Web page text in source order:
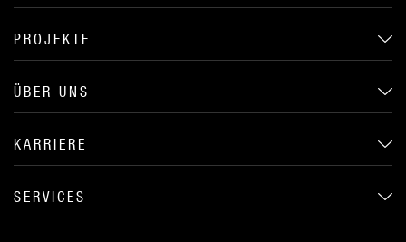
PROJEKTE
ÜBER UNS
KARRIERE
SERVICES